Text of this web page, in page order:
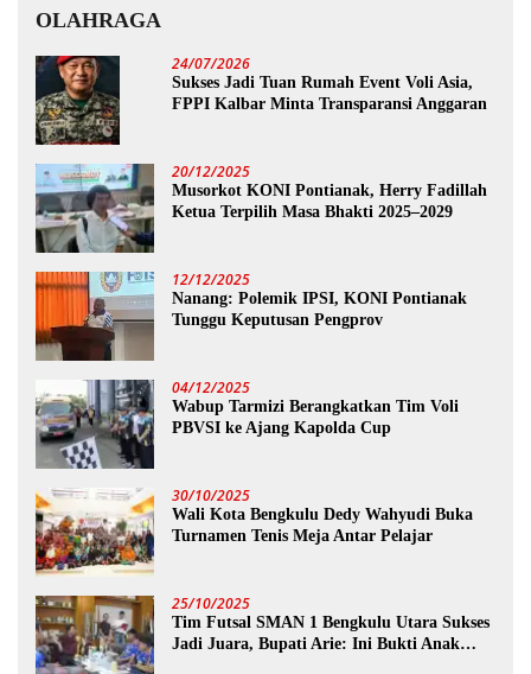
OLAHRAGA
24/07/2026
Sukses Jadi Tuan Rumah Event Voli Asia,
FPPI Kalbar Minta Transparansi Anggaran
20/12/2025
Musorkot KONI Pontianak, Herry Fadillah
Ketua Terpilih Masa Bhakti 2025–2029
12/12/2025
Nanang: Polemik IPSI, KONI Pontianak
Tunggu Keputusan Pengprov
04/12/2025
Wabup Tarmizi Berangkatkan Tim Voli
PBVSI ke Ajang Kapolda Cup
30/10/2025
Wali Kota Bengkulu Dedy Wahyudi Buka
Turnamen Tenis Meja Antar Pelajar
25/10/2025
Tim Futsal SMAN 1 Bengkulu Utara Sukses
Jadi Juara, Bupati Arie: Ini Bukti Anak